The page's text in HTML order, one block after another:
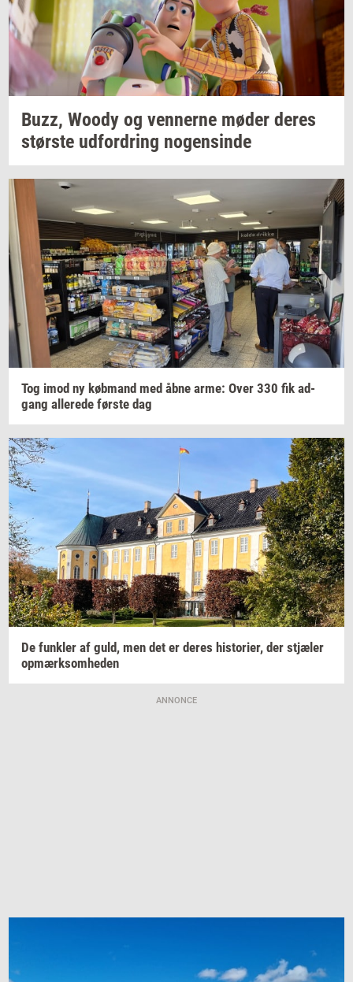
Buzz, Woody og ven­ner­ne møder deres
stør­ste ud­for­dring no­gen­sin­de
Tog imod ny køb­mand med åbne arme: Over 330 fik ad­
gang al­le­re­de før­ste dag
De funk­ler af guld, men det er deres hi­sto­ri­er, der stjæ­ler
op­mærk­som­he­den
ANNONCE